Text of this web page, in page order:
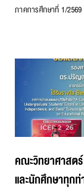
ภาคการศึกษาที่ 1/
คณะวิทยาศาสต
และนักศึกษาทุก